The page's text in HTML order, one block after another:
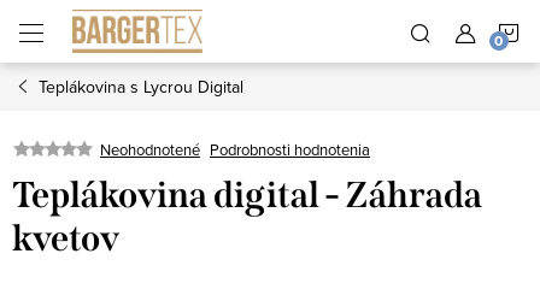
obsah
Teplákovina s Lycrou Digital
Neohodnotené Podrobnosti hodnotenia
Teplákovina digital - Záhrada
kvetov